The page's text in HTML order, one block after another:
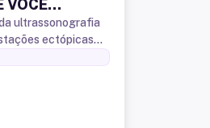
VOCÊ
ultrassonografia
ectópicas
abdominais e